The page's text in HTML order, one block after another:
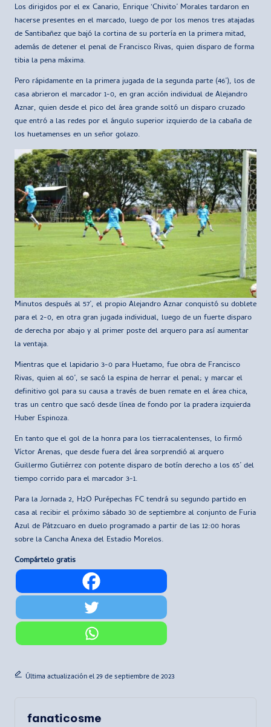
Los dirigidos por el ex Canario, Enrique ‘Chivito’ Morales tardaron en
hacerse presentes en el marcado, luego de por los menos tres atajadas
de Santibañez que bajó la cortina de su portería en la primera mitad,
además de detener el penal de Francisco Rivas, quien disparo de forma
tibia la pena máxima.
Pero rápidamente en la primera jugada de la segunda parte (46’), los de
casa abrieron el marcador 1-0, en gran acción individual de Alejandro
Aznar, quien desde el pico del área grande soltó un disparo cruzado
que entró a las redes por el ángulo superior izquierdo de la cabaña de
los huetamenses en un señor golazo.
Minutos después al 57’, el propio Alejandro Aznar conquistó su doblete
para el 2-0, en otra gran jugada individual, luego de un fuerte disparo
de derecha por abajo y al primer poste del arquero para así aumentar
la ventaja.
Mientras que el lapidario 3-0 para Huetamo, fue obra de Francisco
Rivas, quien al 60’, se sacó la espina de herrar el penal; y marcar el
definitivo gol para su causa a través de buen remate en el área chica,
tras un centro que sacó desde línea de fondo por la pradera izquierda
Huber Espinoza.
En tanto que el gol de la honra para los tierracalentenses, lo firmó
Víctor Arenas, que desde fuera del área sorprendió al arquero
Guillermo Gutiérrez con potente disparo de botín derecho a los 65’ del
tiempo corrido para el marcador 3-1.
Para la Jornada 2, H2O Purépechas FC tendrá su segundo partido en
casa al recibir el próximo sábado 30 de septiembre al conjunto de Furia
Azul de Pátzcuaro en duelo programado a partir de las 12:00 horas
sobre la Cancha Anexa del Estadio Morelos.
Compártelo gratis
Última actualización el 29 de septiembre de 2023
fanaticosme